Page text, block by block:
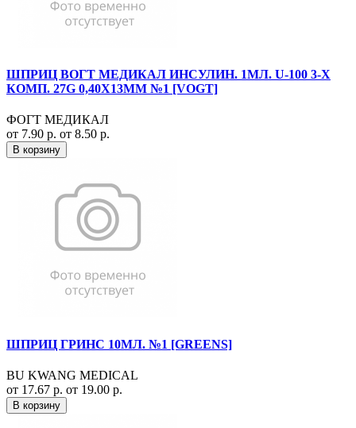
ШПРИЦ ВОГТ МЕДИКАЛ ИНСУЛИН. 1МЛ. U-100 3-Х
КОМП. 27G 0,40Х13ММ №1 [VOGT]
ФОГТ МЕДИКАЛ
от 7.90 р. от 8.50 р.
В корзину
ШПРИЦ ГРИНС 10МЛ. №1 [GREENS]
BU KWANG MEDICAL
от 17.67 р. от 19.00 р.
В корзину